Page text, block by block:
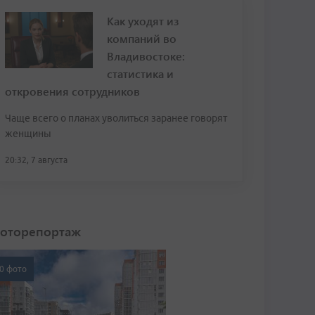
Как уходят из
компаний во
Владивостоке:
статистика и
откровения сотрудников
Чаще всего о планах уволиться заранее говорят
женщины
20:32, 7 августа
фото